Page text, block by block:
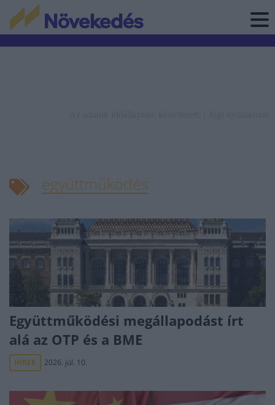
együttműködés
Együttműködési megállapodást írt
alá az OTP és a BME
HÍREK 2026. júl. 10.